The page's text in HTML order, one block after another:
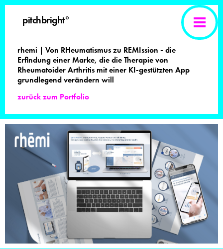
pitchbright°
rhemi | Von RHeumatismus zu REMIssion - die
Erfindung einer Marke, die die Therapie von
Rheumatoider Arthritis mit einer KI-gestützten App
grundlegend verändern will
zurück zum Portfolio